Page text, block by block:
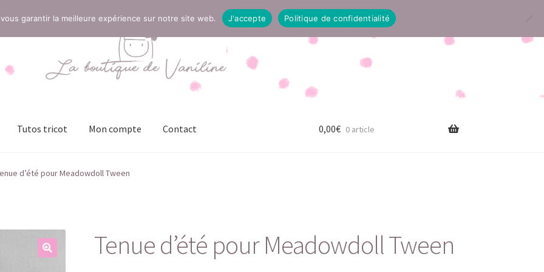
Tutos tricot Mon compte Contact
Mentions légales Mon compte
0,00€ 0 article
d’été pour Meadowdoll Tween
Tenue d’été pour Meadowdoll Tween
garantir la meilleure expérience sur notre site web. J'accepte Politique de confidentialité